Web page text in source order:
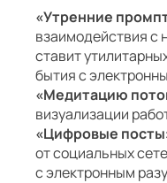
«Утренние
взаимодействия с
ставит
бытия с
«Медитацию
визуализации
«Цифровые
от социальных
с электронным